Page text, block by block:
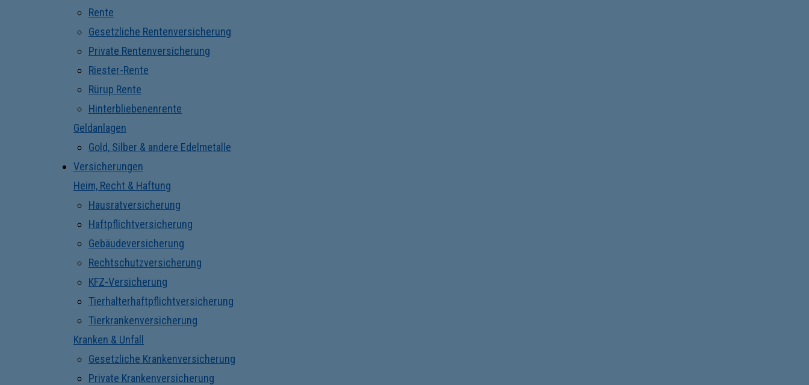
Rente
Gesetzliche Rentenversicherung
Private Rentenversicherung
Riester-Rente
Rürup Rente
Hinterbliebenenrente
Geldanlagen
Gold, Silber & andere Edelmetalle
Versicherungen
Heim, Recht & Haftung
Hausratversicherung
Haftpflichtversicherung
Gebäudeversicherung
Rechtschutzversicherung
KFZ-Versicherung
Tierhalterhaftpflichtversicherung
Tierkrankenversicherung
Kranken & Unfall
Gesetzliche Krankenversicherung
Private Krankenversicherung